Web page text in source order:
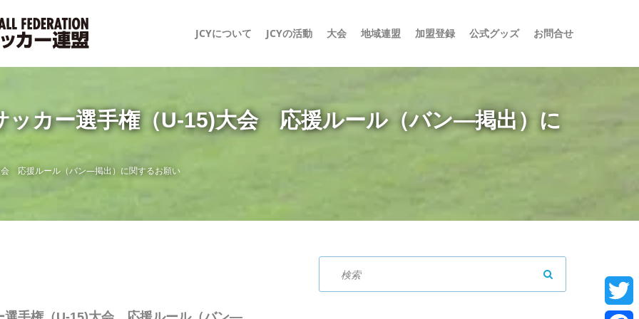
JCYについて JCYの活動 大会 地域連盟 加盟登録 公式グッズ お問合せ
ッカー選手権（U-15)大会 応援ルール（バン―掲出）に
応援ルール（バン―掲出）に関するお願い